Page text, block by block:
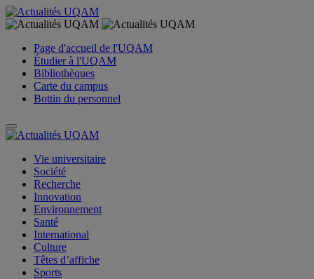
Page d'accueil de l'UQAM
Étudier à l'UQAM
Bibliothèques
Carte du campus
Bottin du personnel
Vie universitaire
Société
Recherche
Innovation
Environnement
Santé
International
Culture
Têtes d’affiche
Sports